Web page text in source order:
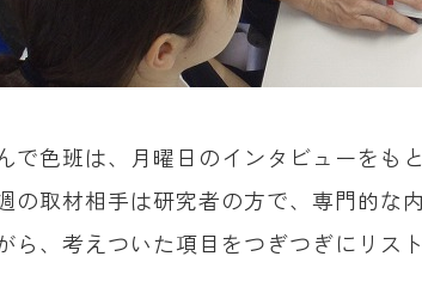
で色班は、月曜日のインタビューをも
の取材相手は研究者の方で、専門的な
ら、考えついた項目をつぎつぎにリス